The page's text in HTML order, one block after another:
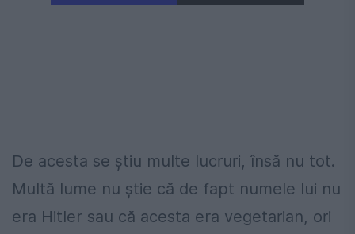
De acesta se știu multe lucruri, însă nu tot.
Multă lume nu știe că de fapt numele lui nu
era Hitler sau că acesta era vegetarian, ori